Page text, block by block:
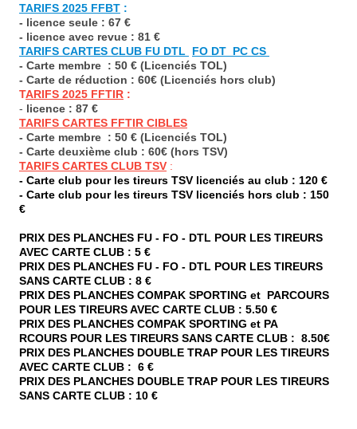
TARIFS 2025 FFBT :
- licence seule : 67 €
- licence avec revue : 81 €
TARIFS CARTES CLUB FU DTL
FO DT PC CS
- Carte membre : 50 € (Licenciés TOL)
- Carte de réduction : 60€ (Licenciés hors club)
TARIFS 2025 FFTIR :
- licence : 87 €
TARIFS CARTES FFTIR CIBLES
- Carte membre : 50 € (Licenciés TOL)
- Carte deuxième club : 60€ (hors TSV)
TARIFS CARTES CLUB TSV :
- Carte club pour les tireurs TSV licenciés au club : 120 €
- Carte club pour les tireurs TSV licenciés hors club : 150
€
PRIX DES PLANCHES FU - FO - DTL POUR LES TIREURS
AVEC CARTE CLUB : 5 €
PRIX DES PLANCHES FU - FO - DTL POUR LES TIREURS
SANS CARTE CLUB : 8 €
PRIX DES PLANCHES COMPAK SPORTING et PARCOURS
POUR LES TIREURS AVEC CARTE CLUB : 5.50 €
PRIX DES PLANCHES COMPAK SPORTING et PA
RCOURS POUR LES TIREURS SANS CARTE CLUB : 8.50€
PRIX DES PLANCHES DOUBLE TRAP POUR LES TIREURS
AVEC CARTE CLUB : 6 €
PRIX DES PLANCHES DOUBLE TRAP POUR LES TIREURS
SANS CARTE CLUB : 10 €